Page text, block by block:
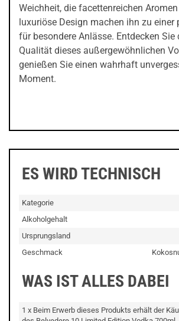
Weichheit, die facettenreichen
luxuriöse Design machen ihn zu einer
für besondere Anlässe. Entdecken Sie
Qualität dieses außergewöhnlichen
genießen Sie einen wahrhaft
Moment.
ES WIRD TECHNISCH
Kategorie
Alkoholgehalt
Ursprungsland
Geschmack
WAS IST ALLES DABEI
1 x Beim Erwerb dieses Produkts erhält der